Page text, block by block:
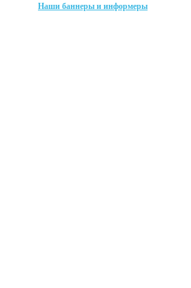
Наши баннеры и информеры